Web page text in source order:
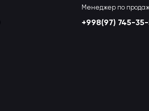
Менеджер по
+998(97) 745-35-